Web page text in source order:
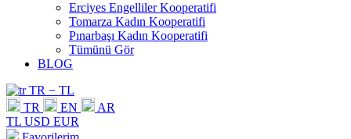
Erciyes Engelliler Kooperatifi
Tomarza Kadın Kooperatifi
Pınarbaşı Kadın Kooperatifi
Tümünü Gör
BLOG
TR − TL
TR
EN
AR
TL USD EUR